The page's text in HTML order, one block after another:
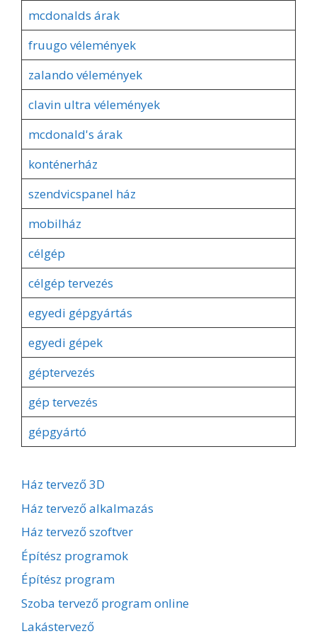
mcdonalds árak
fruugo vélemények
zalando vélemények
clavin ultra vélemények
mcdonald's árak
konténerház
szendvicspanel ház
mobilház
célgép
célgép tervezés
egyedi gépgyártás
egyedi gépek
géptervezés
gép tervezés
gépgyártó
Ház tervező 3D
Ház tervező alkalmazás
Ház tervező szoftver
Építész programok
Építész program
Szoba tervező program online
Lakástervező